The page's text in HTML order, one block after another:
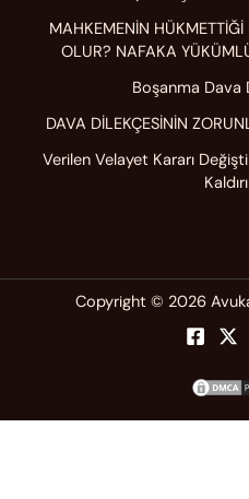
MAHKEMENİN
OLUR? NAFAKA
Boşanma Dava
DAVA DİLEKÇESİNİN
Verilen Velayet Kararı
Copyright © 2026